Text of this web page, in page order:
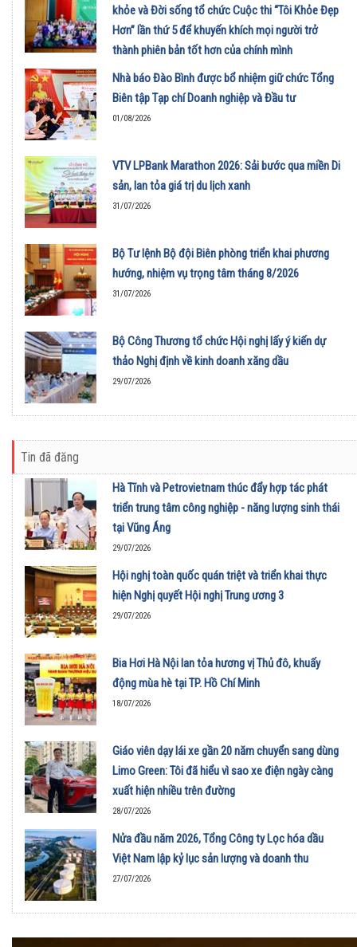
khỏe và Đời sống tổ chức Cuộc thi “Tôi Khỏe Đẹp
Hơn” lần thứ 5 để khuyến khích mọi người trở
thành phiên bản tốt hơn của chính mình
01/08/2026
Nhà báo Đào Bình được bổ nhiệm giữ chức Tổng
Biên tập Tạp chí Doanh nghiệp và Đầu tư
01/08/2026
VTV LPBank Marathon 2026: Sải bước qua miền Di
sản, lan tỏa giá trị du lịch xanh
31/07/2026
Bộ Tư lệnh Bộ đội Biên phòng triển khai phương
hướng, nhiệm vụ trọng tâm tháng 8/2026
31/07/2026
Bộ Công Thương tổ chức Hội nghị lấy ý kiến dự
thảo Nghị định về kinh doanh xăng dầu
29/07/2026
Tin đã đăng
Hà Tĩnh và Petrovietnam thúc đẩy hợp tác phát
triển trung tâm công nghiệp - năng lượng sinh thái
tại Vũng Áng
29/07/2026
Hội nghị toàn quốc quán triệt và triển khai thực
hiện Nghị quyết Hội nghị Trung ương 3
29/07/2026
Bia Hơi Hà Nội lan tỏa hương vị Thủ đô, khuấy
động mùa hè tại TP. Hồ Chí Minh
18/07/2026
Giáo viên dạy lái xe gần 20 năm chuyển sang dùng
Limo Green: Tôi đã hiểu vì sao xe điện ngày càng
xuất hiện nhiều trên đường
28/07/2026
Nửa đầu năm 2026, Tổng Công ty Lọc hóa dầu
Việt Nam lập kỷ lục sản lượng và doanh thu
27/07/2026